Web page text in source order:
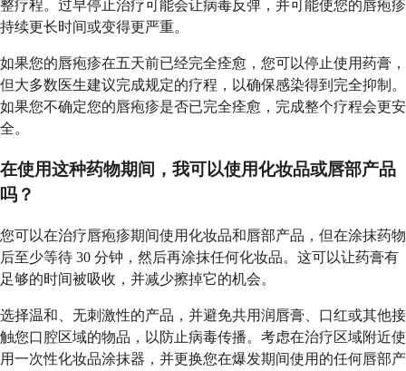
整疗程。过早停止治疗可能会让病毒反弹，并可能使您的唇疱疹
持续更长时间或变得更严重。
如果您的唇疱疹在五天前已经完全痊愈，您可以停止使用药膏，
但大多数医生建议完成规定的疗程，以确保感染得到完全抑制。
如果您不确定您的唇疱疹是否已完全痊愈，完成整个疗程会更安
全。
在使用这种药物期间，我可以使用化妆品或唇部产品
吗？
您可以在治疗唇疱疹期间使用化妆品和唇部产品，但在涂抹药物
后至少等待 30 分钟，然后再涂抹任何化妆品。这可以让药膏有
足够的时间被吸收，并减少擦掉它的机会。
选择温和、无刺激性的产品，并避免共用润唇膏、口红或其他接
触您口腔区域的物品，以防止病毒传播。考虑在治疗区域附近使
用一次性化妆品涂抹器，并更换您在爆发期间使用的任何唇部产